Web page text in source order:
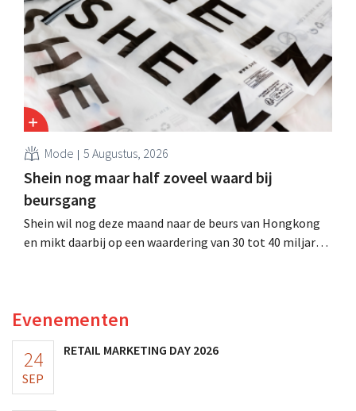
Mode 5 Augustus, 2026
Shein nog maar half zoveel waard bij
beursgang
Shein wil nog deze maand naar de beurs van Hongkong
en mikt daarbij op een waardering van 30 tot 40 miljard
Evenementen
24
SEP
RETAIL MARKETING DAY 2026